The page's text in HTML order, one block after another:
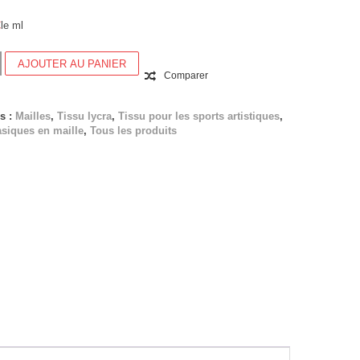
le ml
AJOUTER AU PANIER
Comparer
: Mailles, Tissu lycra, Tissu pour les sports artistiques,
en maille, Tous les produits